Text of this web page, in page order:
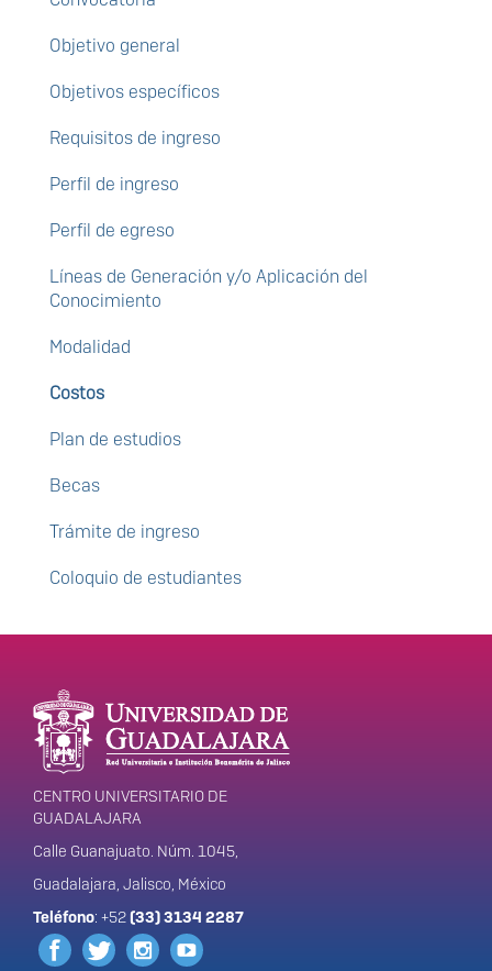
Objetivo general
Objetivos específicos
Requisitos de ingreso
Perfil de ingreso
Perfil de egreso
Líneas de Generación y/o Aplicación del
Conocimiento
Modalidad
Costos
Plan de estudios
Becas
Trámite de ingreso
Coloquio de estudiantes
Enlaces de interés
Información del
portal
CENTRO UNIVERSITARIO DE
GUADALAJARA
Calle Guanajuato. Núm. 1045,
Guadalajara, Jalisco, México
Teléfono: +52(33) 3134 2287